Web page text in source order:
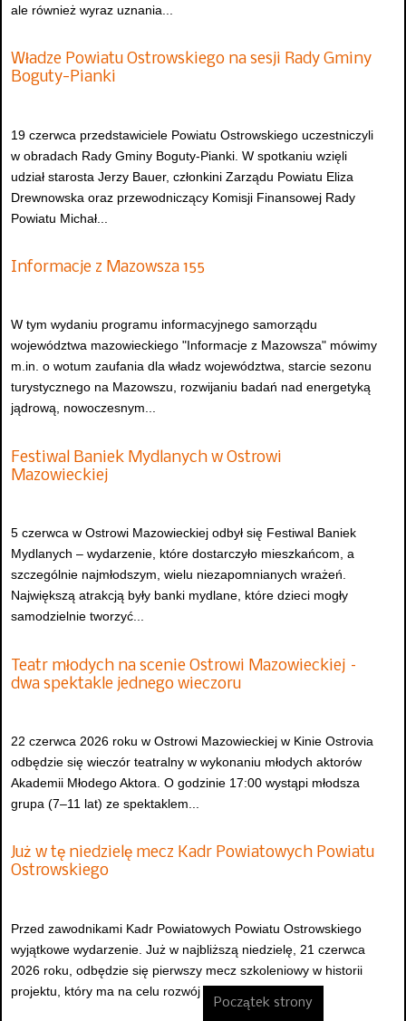
ale również wyraz uznania...
Władze Powiatu Ostrowskiego na sesji Rady Gminy
Boguty-Pianki
19 czerwca przedstawiciele Powiatu Ostrowskiego uczestniczyli
w obradach Rady Gminy Boguty-Pianki. W spotkaniu wzięli
udział starosta Jerzy Bauer, członkini Zarządu Powiatu Eliza
Drewnowska oraz przewodniczący Komisji Finansowej Rady
Powiatu Michał...
Informacje z Mazowsza 155
W tym wydaniu programu informacyjnego samorządu
województwa mazowieckiego "Informacje z Mazowsza" mówimy
m.in. o wotum zaufania dla władz województwa, starcie sezonu
turystycznego na Mazowszu, rozwijaniu badań nad energetyką
jądrową, nowoczesnym...
Festiwal Baniek Mydlanych w Ostrowi
Mazowieckiej
5 czerwca w Ostrowi Mazowieckiej odbył się Festiwal Baniek
Mydlanych – wydarzenie, które dostarczyło mieszkańcom, a
szczególnie najmłodszym, wielu niezapomnianych wrażeń.
Największą atrakcją były banki mydlane, które dzieci mogły
samodzielnie tworzyć...
Teatr młodych na scenie Ostrowi Mazowieckiej –
dwa spektakle jednego wieczoru
22 czerwca 2026 roku w Ostrowi Mazowieckiej w Kinie Ostrovia
odbędzie się wieczór teatralny w wykonaniu młodych aktorów
Akademii Młodego Aktora. O godzinie 17:00 wystąpi młodsza
grupa (7–11 lat) ze spektaklem...
Już w tę niedzielę mecz Kadr Powiatowych Powiatu
Ostrowskiego
Przed zawodnikami Kadr Powiatowych Powiatu Ostrowskiego
wyjątkowe wydarzenie. Już w najbliższą niedzielę, 21 czerwca
2026 roku, odbędzie się pierwszy mecz szkoleniowy w historii
projektu, który ma na celu rozwój i...
Początek strony